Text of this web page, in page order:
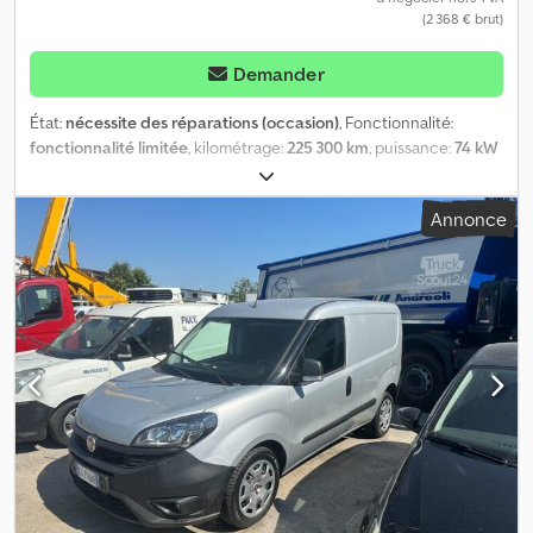
(2 368 € brut)
Demander
État: nécessite des réparations (occasion), Fonctionnalité:
fonctionnalité limitée, kilométrage:225 300 km, puissance:74 kW
, première immatriculation:
diesel, prochaine inspection (TÜV):06/2026, couleur:blanc, type
d'engrenage:
, Année de
construction:
ABS, airbag, historique complet
d'entretien, programme électronique de stabilité (ESP), Doblo
Maxi en très bon état à vendre, Équipement : Aide au
stationnement arrière Attelage amovible Pack Blue&Me avec
radio CD Roue de secours Plancher en bois propre et en bon
état dans le compartiment de chargement, avec revêtement
latéral Petite fenêtre de camping dans la porte coulissante
Barres de toit Thule 8 pneus Moteur, boîte de vitesses et pneus
en bon état Quelques défauts mineurs à corriger pour un
nouveau contrôle technique, par exemple les freins avant
(presque à la limite d'usure) Credpfx Agszq Rxpoxsf Vente
uniquement aux professionnels, avec exclusion de garantie pour
Annonce